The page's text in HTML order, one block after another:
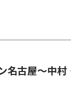
名古屋～中